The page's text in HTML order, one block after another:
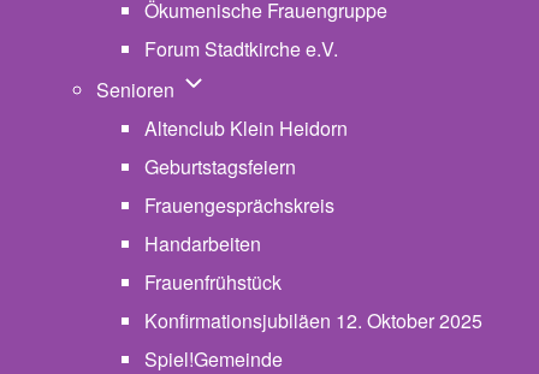
Ökumenische Frauengruppe
Forum Stadtkirche e.V.
Senioren Unternavigation von Senioren
Altenclub Klein Heidorn
Geburtstagsfeiern
Frauengesprächskreis
Handarbeiten
Frauenfrühstück
Konfirmationsjubiläen 12. Oktober 2025
Spiel!Gemeinde